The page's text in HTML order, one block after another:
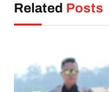
Related Posts